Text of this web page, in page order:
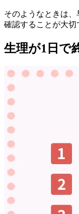
そのようなときは
確認することが大切
生理が1日で